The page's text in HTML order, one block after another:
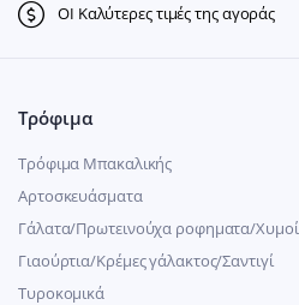
ΟΙ Καλύτερες τιμές της αγοράς
Τρόφιμα
Τρόφιμα Μπακαλικής
Αρτοσκευάσματα
Γάλατα/Πρωτεινούχα ροφηματα/Χυμοί
Γιαούρτια/Κρέμες γάλακτος/Σαντιγί
Τυροκομικά